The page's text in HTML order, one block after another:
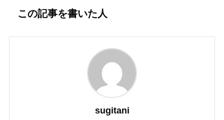
この記事を書いた人
sugitani